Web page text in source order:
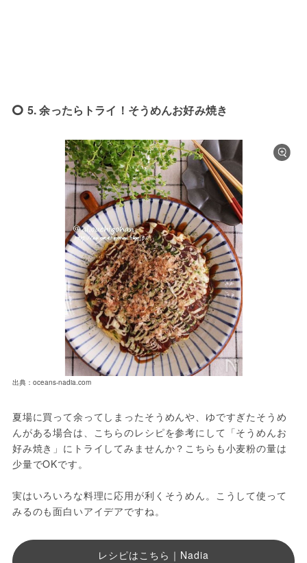
5. 余ったらトライ！そうめんお好み焼き
出典：oceans-nadia.com
夏場に買って余ってしまったそうめんや、ゆですぎたそうめ
んがある場合は、こちらのレシピを参考にして「そうめんお
好み焼き」にトライしてみませんか？こちらも小麦粉の量は
少量でOKです。
実はいろいろな料理に応用が利くそうめん。こうして使って
みるのも面白いアイデアですね。
レシピはこちら｜Nadia